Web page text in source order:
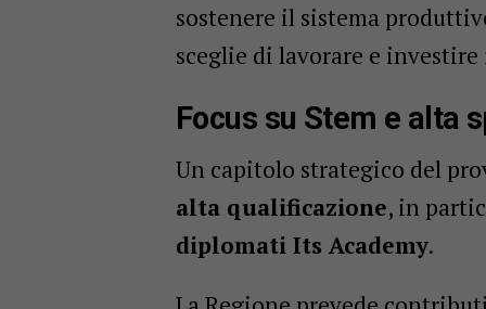
sostenere il sistema
sceglie di lavorare e
Focus su Stem e alta
Un capitolo strategico del
alta qualificazione, in
diplomati Its Academy.